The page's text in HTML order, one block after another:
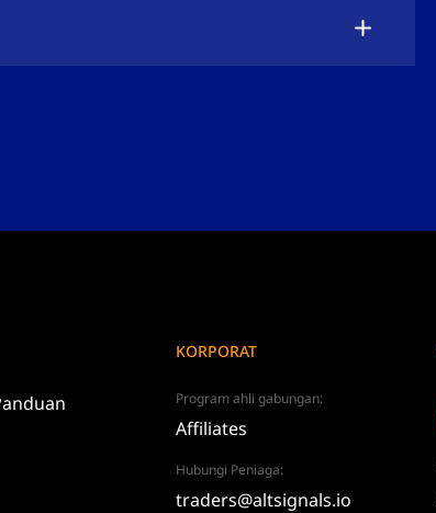
KORPORAT
Program ahli gabungan:
Affiliates
Hubungi Peniaga:
traders@altsignals.io